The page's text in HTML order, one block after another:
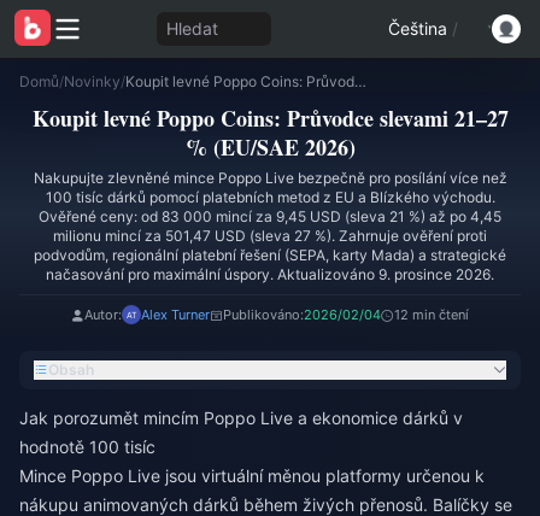
Hledat Čeština /
Domů/Novinky/ Koupit levné Poppo Coins: Průvodce slevami 21–27 % (EU/SAE 2026)
Koupit levné Poppo Coins: Průvodce slevami 21–27
% (EU/SAE 2026)
Nakupujte zlevněné mince Poppo Live bezpečně pro posílání více než
100 tisíc dárků pomocí platebních metod z EU a Blízkého východu.
Ověřené ceny: od 83 000 mincí za 9,45 USD (sleva 21 %) až po 4,45
milionu mincí za 501,47 USD (sleva 27 %). Zahrnuje ověření proti
podvodům, regionální platební řešení (SEPA, karty Mada) a strategické
načasování pro maximální úspory. Aktualizováno 9. prosince 2026.
Autor: Alex Turner Publikováno:2026/02/04 12 min čtení
Obsah
Jak porozumět mincím Poppo Live a ekonomice dárků v
hodnotě 100 tisíc
Mince Poppo Live jsou virtuální měnou platformy určenou k
nákupu animovaných dárků během živých přenosů. Balíčky se